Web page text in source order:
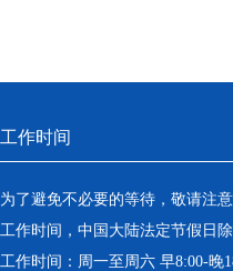
工作时间
为了避免不必要的等待，敬请注
工作时间，中国大陆法定节假日除
工作时间：周一至周六 早8:00-晚